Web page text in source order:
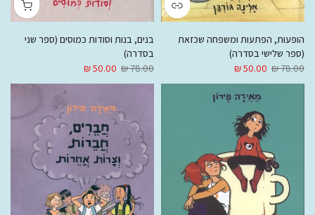
הופעות, הפתעות ומשפחה שכזאת
(ספר שלישי בסדרה)
78.00 ₪
50.00 ₪
בנים, בנות וסודות כמוסים (ספר שני
בסדרה)
78.00 ₪
50.00 ₪